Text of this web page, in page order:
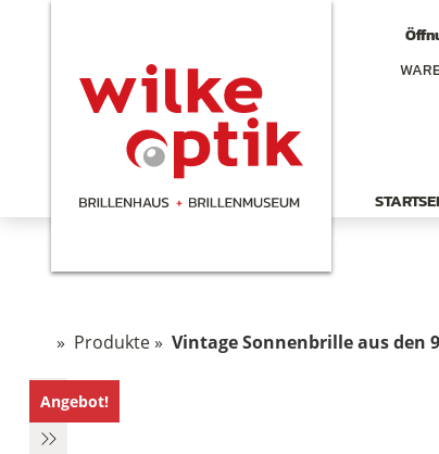
» Produkte» Vintage Sonnenbrille aus den
Angebot!